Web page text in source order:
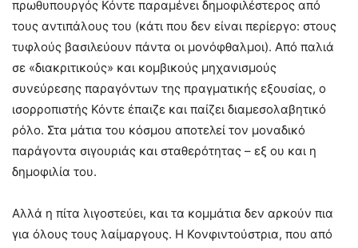
πρωθυπουργός Κόντε παραμένει δημοφιλέστερος από
τους αντιπάλους του (κάτι που δεν είναι περίεργο: στους
τυφλούς βασιλεύουν πάντα οι μονόφθαλμοι). Από παλιά
σε «διακριτικούς» και κομβικούς μηχανισμούς
συνεύρεσης παραγόντων της πραγματικής εξουσίας, ο
ισορροπιστής Κόντε έπαιζε και παίζει διαμεσολαβητικό
ρόλο. Στα μάτια του κόσμου αποτελεί τον μοναδικό
παράγοντα σιγουριάς και σταθερότητας – εξ ου και η
δημοφιλία του.
Αλλά η πίτα λιγοστεύει, και τα κομμάτια δεν αρκούν πια
για όλους τους λαίμαργους. Η Κονφιντούστρια, που από